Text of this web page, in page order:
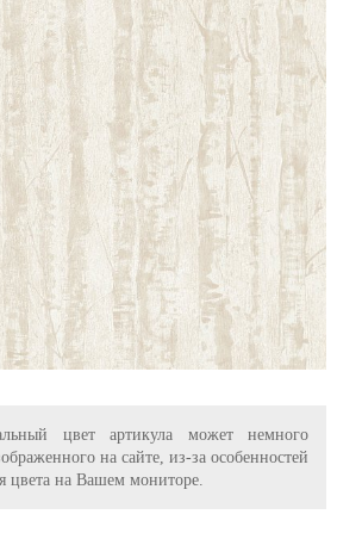
цвет артикула может немного
на сайте, из-за особенностей
цвета на Вашем мониторе.